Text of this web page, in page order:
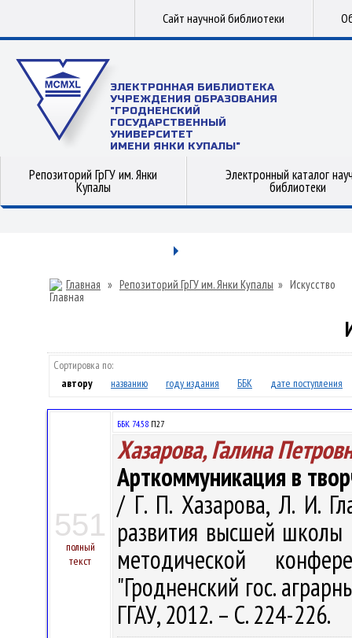
Сайт научной библиотеки
ЭЛЕКТРОННАЯ БИБЛИОТЕКА
УЧРЕЖДЕНИЯ ОБРАЗОВАНИЯ
"ГРОДНЕНСКИЙ
ГОСУДАРСТВЕННЫЙ
УНИВЕРСИТЕТ
ИМЕНИ ЯНКИ КУПАЛЫ"
Репозиторий ГрГУ им. Янки
Купалы
Электронный каталог
библиотеки
Главная » Репозиторий ГрГУ им. Янки Купалы » Искусство
Сортировка по:
автору
названию году издания ББК дате поступления
551
полный
текст
ББК 74.58 П27
Хазарова, Галина
Арткоммуникация в
/ Г. П. Хазарова, Л. И.
развития высшей
методической
"Гродненский гос.
ГГАУ, 2012. – С. 224-226.